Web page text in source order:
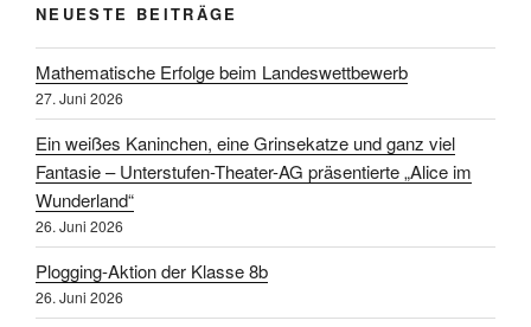
NEUESTE BEITRÄGE
Mathematische Erfolge beim Landeswettbewerb
27. Juni 2026
Ein weißes Kaninchen, eine Grinsekatze und ganz viel
Fantasie – Unterstufen-Theater-AG präsentierte „Alice im
Wunderland“
26. Juni 2026
Plogging-Aktion der Klasse 8b
26. Juni 2026